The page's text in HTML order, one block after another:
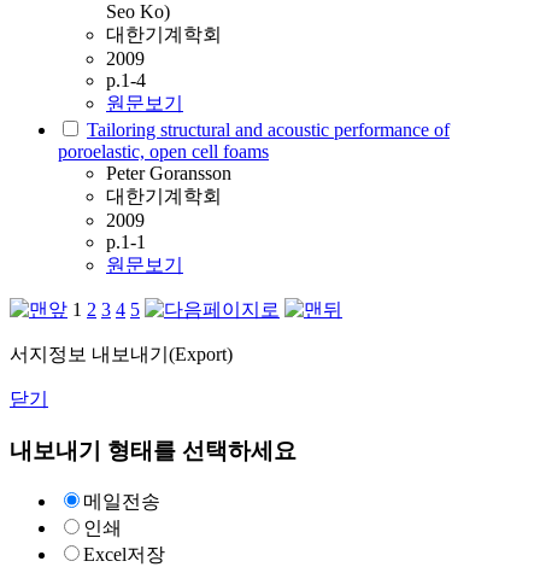
Seo Ko)
대한기계학회
2009
p.1-4
원문보기
Tailoring structural and acoustic performance of
poroelastic, open cell foams
Peter Goransson
대한기계학회
2009
p.1-1
원문보기
1 2 3 4 5
서지정보 내보내기(Export)
닫기
내보내기 형태를 선택하세요
메일전송
인쇄
Excel저장